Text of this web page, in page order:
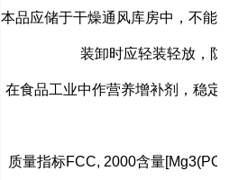
本品应储于干燥通风库房中，不能
装卸时应轻装轻放，
在食品工业中作营养增补剂，稳
质量指标FCC, 2000含量